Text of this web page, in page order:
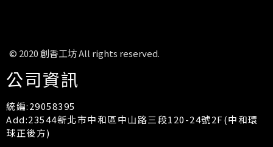
© 2020 創香工坊 All rights reserved.
公司資訊
統編:29058395
Add:23544新北市中和區中山路三段120-24號2F(中和環
球正後方)